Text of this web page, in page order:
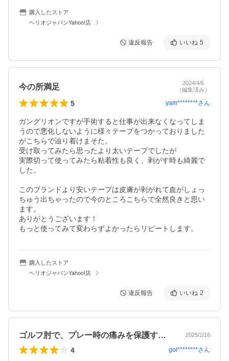
購入したストア
ヘリオジャパンYahoo!店
違反報告 いいね 5
今の所満足
2024/4/6
（編集済み）
5 yam********さん
ガングリオンですが手術すると仕事が出来なくなってしま
うので悪化しないように様々テープをつかっておりました
がこちらで辿り着けまそた。
受け取ってみたら思ったより太いテープでしたが
実際切って使ってみたら粘着性も良く、剥がす時も綺麗で
した。
このブランドより安いテープは皮膚が剥がれて血がしょっ
ちゅう出ちゃったので今のところこちらで全然良きと思い
ます。
ありがとうございます！
もっと使ってみて変わらずよかったらリピートします。
購入したストア
ヘリオジャパンYahoo!店
違反報告 いいね 2
ゴルフ肘で、プレー時の痛みを保護する為… 2025/2/16
4 gol********さん